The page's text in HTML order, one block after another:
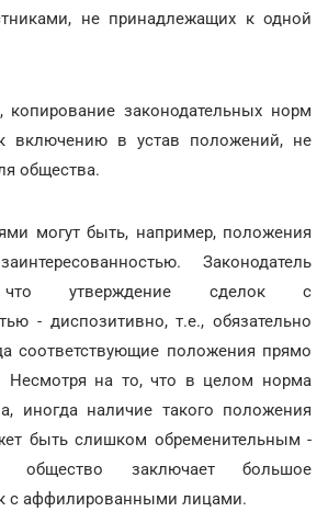
не принадлежащих к одной
законодательных норм
включению в устав положений, не
общества.
могут быть, например, положения
Законодатель
что утверждение сделок с
- диспозитивно, т.е., обязательно
соответствующие положения прямо
Несмотря на то, что в целом норма
иногда наличие такого положения
быть слишком обременительным -
общество заключает большое
с аффилированными лицами.